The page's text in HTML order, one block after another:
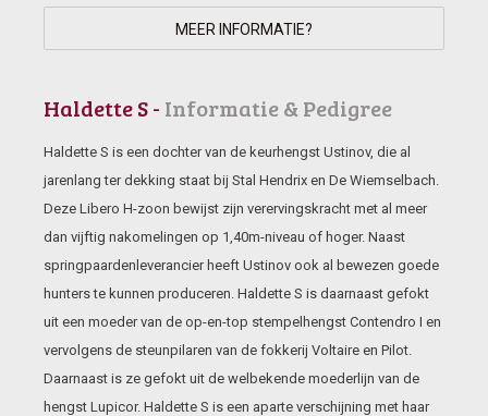
MEER INFORMATIE?
Haldette S - Informatie & Pedigree
Haldette S is een dochter van de keurhengst Ustinov, die al
jarenlang ter dekking staat bij Stal Hendrix en De Wiemselbach.
Deze Libero H-zoon bewijst zijn verervingskracht met al meer
dan vijftig nakomelingen op 1,40m-niveau of hoger. Naast
springpaardenleverancier heeft Ustinov ook al bewezen goede
hunters te kunnen produceren. Haldette S is daarnaast gefokt
uit een moeder van de op-en-top stempelhengst Contendro I en
vervolgens de steunpilaren van de fokkerij Voltaire en Pilot.
Daarnaast is ze gefokt uit de welbekende moederlijn van de
hengst Lupicor. Haldette S is een aparte verschijning met haar